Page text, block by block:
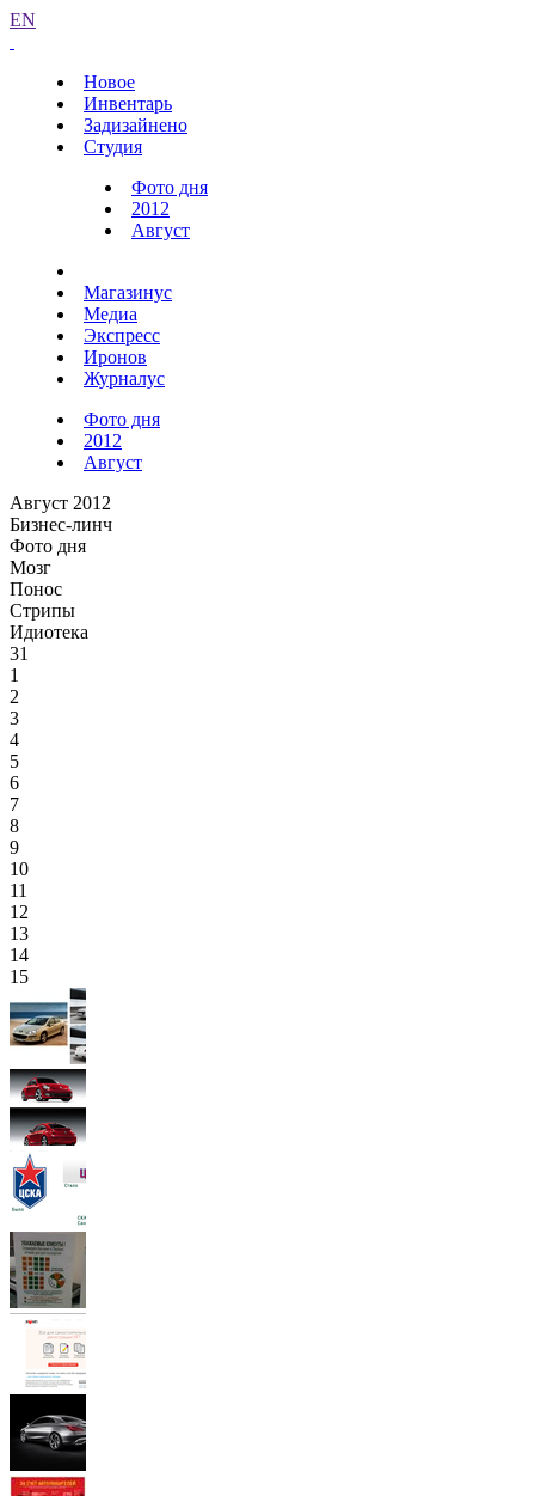
EN
Новое
Инвентарь
Задизайнено
Студия
Фото дня
2012
Август
Магазинус
Медиа
Экспресс
Иронов
Журналус
Фото дня
2012
Август
Август 2012
Бизнес-линч
Фото дня
Мозг
Понос
Стрипы
Идиотека
31
1
2
3
4
5
6
7
8
9
10
11
12
13
14
15